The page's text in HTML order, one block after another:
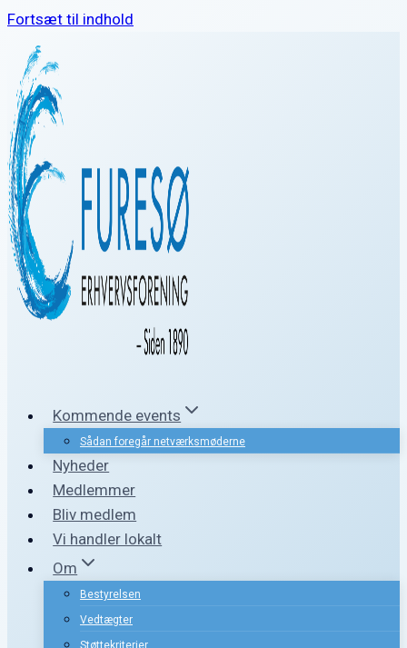
Fortsæt til indhold
Kommende events
Sådan foregår netværksmøderne
Nyheder
Medlemmer
Bliv medlem
Vi handler lokalt
Om
Bestyrelsen
Vedtægter
Støttekriterier